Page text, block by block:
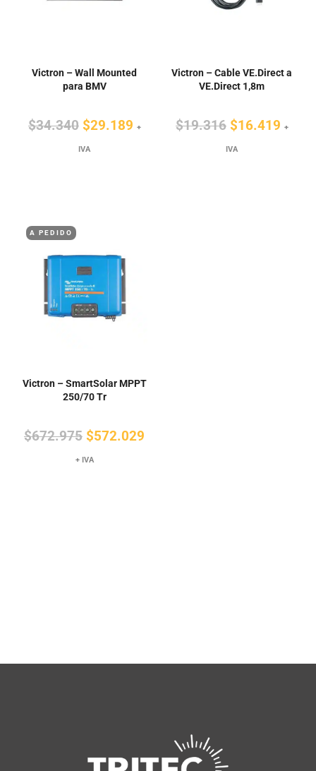
Victron – Wall Mounted
para BMV
$34.340 El
precio
$29.189El
+
IVA
Victron – Cable VE.Direct a
VE.Direct 1,8m
$19.316 El
precio
$16.419El
+
IVA
A PEDIDO
Victron – SmartSolar MPPT
250/70 Tr
$672.975 El
precio
$572.029
+ IVA